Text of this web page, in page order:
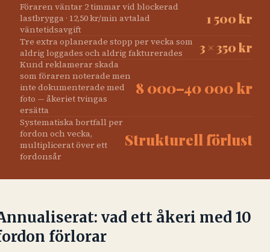
Föraren väntar 2 timmar vid blockerad
lastbrygga · 12,50 kr/min avtalad
väntetidsavgift
1 500 kr
Tre extra oplanerade stopp per vecka som
aldrig loggades och aldrig fakturerades
3 × 350 kr
Kund reklamerar skada
som föraren noterade men
inte dokumenterade med
foto — åkeriet tvingas
ersätta
8 000–40 000 kr
Systematiska bortfall per
fordon och vecka,
multiplicerat över ett
fordonsår
Strukturell förlust
vad ett åkeri med 10
förlorar